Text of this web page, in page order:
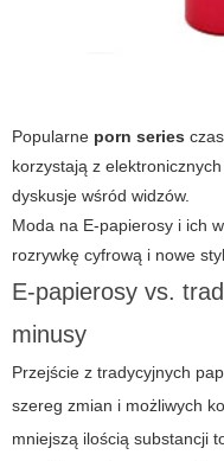
Popularne porn series
korzystają z
dyskusje wśród widzów.
Moda na E-papierosy i ich
rozrywkę cyfrową i nowe
E-papierosy vs.
minusy
Przejście z tradycyjnych
szereg zmian i możliwych
mniejszą ilością substancji